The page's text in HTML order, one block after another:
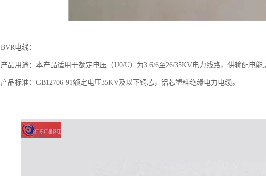
BVR电线：
产品用途：本产品适用于额定电压（U0/U）为3.6/6至26/35KV电力线路，供输配电能
产品标准：GB12706-91额定电压35KV及以下铜芯，铝芯塑料绝缘电力电缆。